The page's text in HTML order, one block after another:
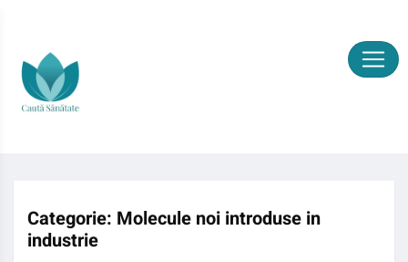
Categorie: Molecule noi introduse in
industrie